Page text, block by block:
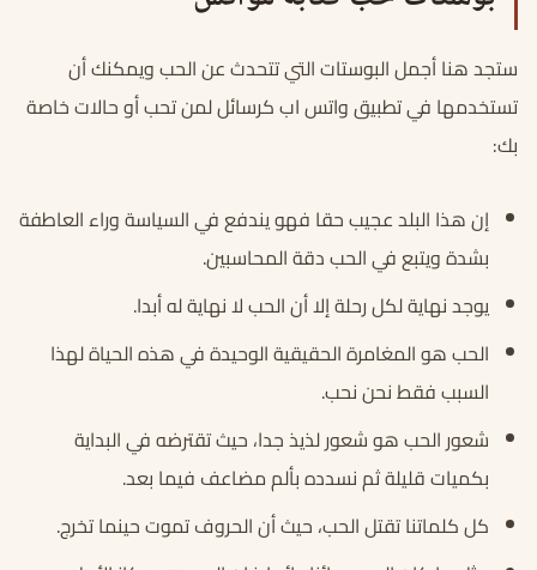
ستجد هنا أجمل البوستات التي تتحدث عن الحب ويمكنك أن
تستخدمها في تطبيق واتس اب كرسائل لمن تحب أو حالات خاصة
بك:
إن هذا البلد عجيب حقا فهو يندفع في السياسة وراء العاطفة
بشدة ويتبع في الحب دقة المحاسبين.
يوجد نهاية لكل رحلة إلا أن الحب لا نهاية له أبدا.
الحب هو المغامرة الحقيقية الوحيدة في هذه الحياة لهذا
السبب فقط نحن نحب.
شعور الحب هو شعور لذيذ جدا، حيث تقترضه في البداية
بكميات قليلة ثم نسدده بألم مضاعف فيما بعد.
كل كلماتنا تقتل الحب، حيث أن الحروف تموت حينما تخرج.